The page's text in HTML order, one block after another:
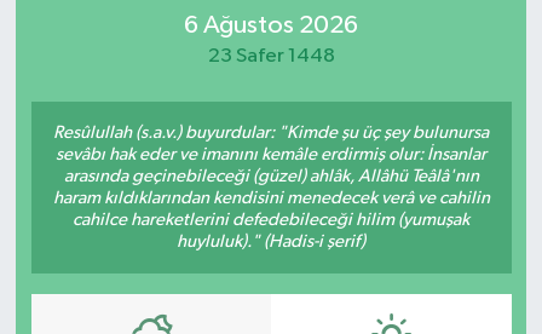
6 Ağustos 2026
23 Safer 1448
Resûlullah (s.a.v.) buyurdular: "Kimde şu üç şey bulunursa
sevâbı hak eder ve imanını kemâle erdirmiş olur: İnsanlar
arasında geçinebileceği (güzel) ahlâk, Allâhü Teâlâ'nın
haram kıldıklarından kendisini menedecek verâ ve cahilin
cahilce hareketlerini defedebileceği hilim (yumuşak
huyluluk)." (Hadis-i şerif)
DÜZCE
EREĞLİ
GÖKÇEBEY
KARABÜK